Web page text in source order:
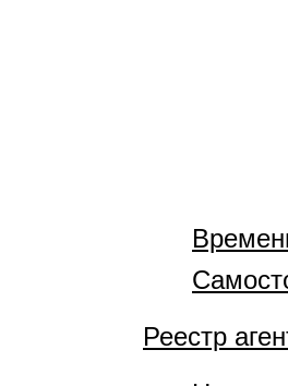
Реестр